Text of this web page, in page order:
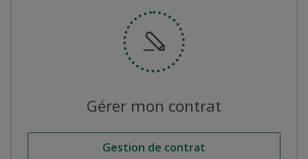
Gérer mon contrat
Gestion de contrat